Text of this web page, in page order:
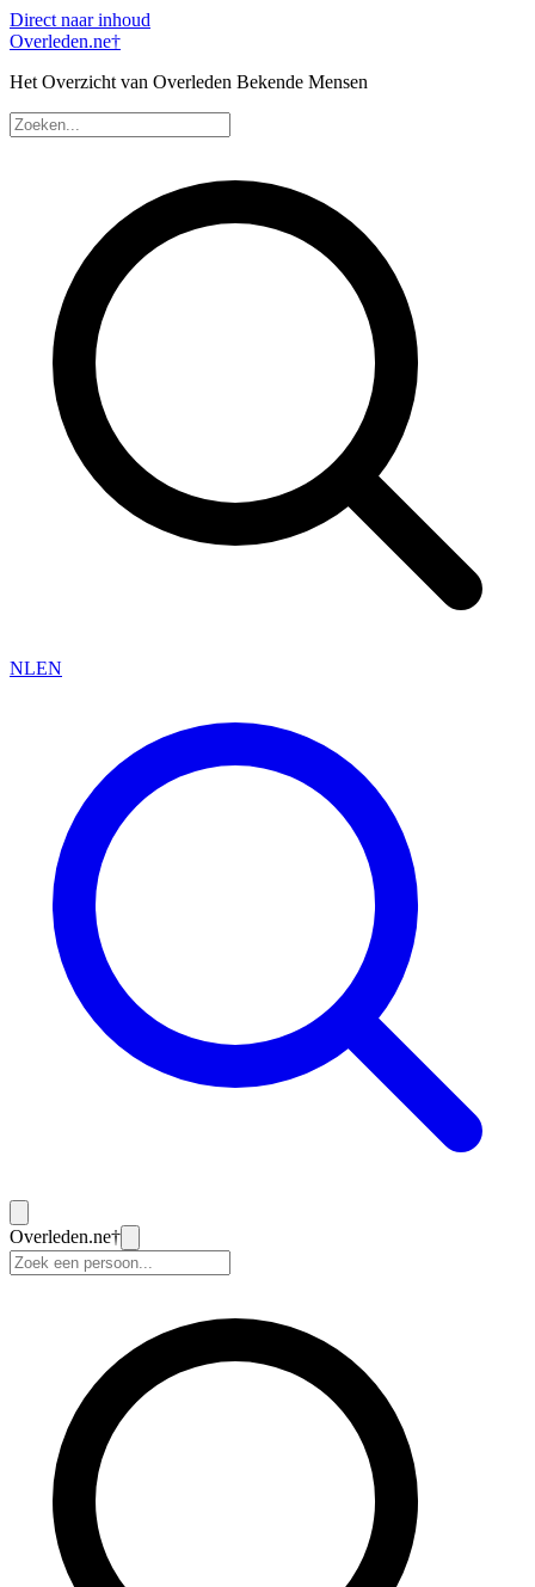
Direct naar inhoud
Overleden.ne†
Het Overzicht van Overleden Bekende Mensen
NLEN
Overleden.ne†